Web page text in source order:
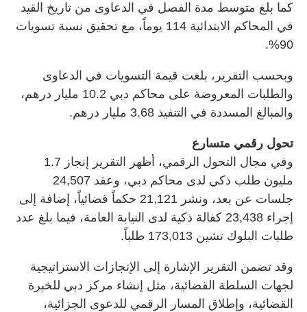
كما بلغ متوسط مدة الفصل في الدعاوى من تاريخ القيد
في المحاكم الابتدائية 114 يوماً، مع تحقيق نسبة تسويات
90%.
وبحسب التقرير، بلغت قيمة التسويات في الدعاوى
والطلبات المعروضة على محاكم دبي 10.2 مليار درهم،
والمبالغ المسددة في التنفيذ 3.68 مليار درهم.
تحول رقمي متسارع
وفي مجال التحول الرقمي، أظهر التقرير إنجاز 1.7
مليون طلب ذكي لدى محاكم دبي، وعقد 24,507
جلسات عن بعد، ونشر 21,121 حكماً قضائياً، إضافة إلى
إجراء 23,438 كفالة ذكية لدى النيابة العامة، فيما بلغ عدد
طلبات البلوك تشين 173,013 طلباً.
وقد تضمن التقرير الإشارة إلى الإنجازات الاستراتيجية
لجهات السلطة القضائية، مثل إنشاء مركز دبي للخبرة
القضائية، وإطلاق المسار الرقمي للدعوى الجزائية،